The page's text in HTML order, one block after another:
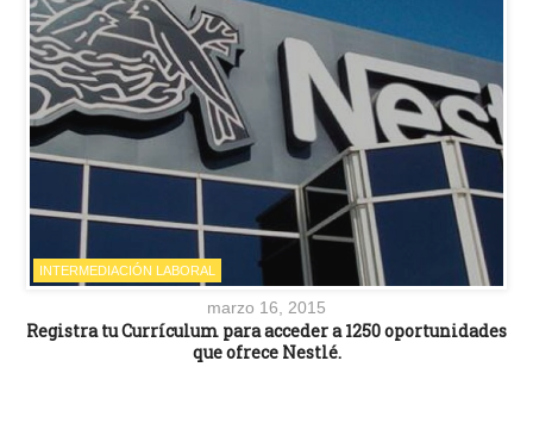
INTERMEDIACIÓN LABORAL
marzo 16, 2015
Registra tu Currículum para acceder a 1250 oportunidades
que ofrece Nestlé.